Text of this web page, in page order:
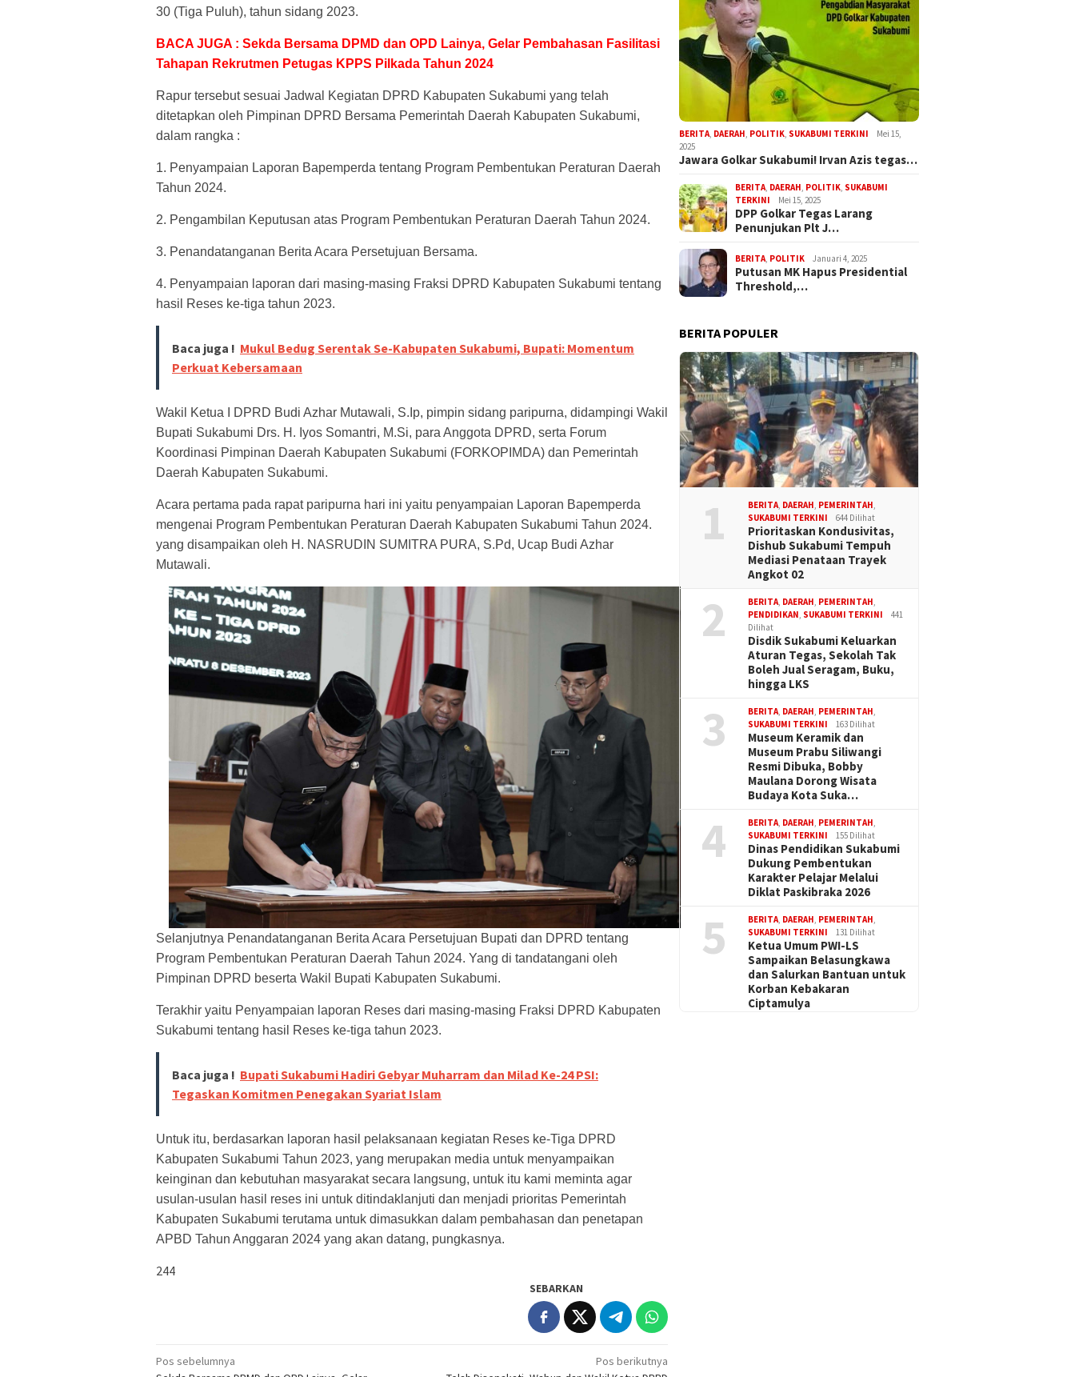
30 (Tiga Puluh), tahun sidang 2023.
BACA JUGA : Sekda Bersama DPMD dan OPD Lainya, Gelar Pembahasan Fasilitasi
Tahapan Rekrutmen Petugas KPPS Pilkada Tahun 2024
Rapur tersebut sesuai Jadwal Kegiatan DPRD Kabupaten Sukabumi yang telah
ditetapkan oleh Pimpinan DPRD Bersama Pemerintah Daerah Kabupaten Sukabumi,
dalam rangka :
1. Penyampaian Laporan Bapemperda tentang Program Pembentukan Peraturan Daerah
Tahun 2024.
2. Pengambilan Keputusan atas Program Pembentukan Peraturan Daerah Tahun 2024.
3. Penandatanganan Berita Acara Persetujuan Bersama.
4. Penyampaian laporan dari masing-masing Fraksi DPRD Kabupaten Sukabumi tentang
hasil Reses ke-tiga tahun 2023.
Baca juga ! Mukul Bedug Serentak Se-Kabupaten Sukabumi, Bupati: Momentum
Perkuat Kebersamaan
Wakil Ketua I DPRD Budi Azhar Mutawali, S.Ip, pimpin sidang paripurna, didampingi Wakil
Bupati Sukabumi Drs. H. Iyos Somantri, M.Si, para Anggota DPRD, serta Forum
Koordinasi Pimpinan Daerah Kabupaten Sukabumi (FORKOPIMDA) dan Pemerintah
Daerah Kabupaten Sukabumi.
Acara pertama pada rapat paripurna hari ini yaitu penyampaian Laporan Bapemperda
mengenai Program Pembentukan Peraturan Daerah Kabupaten Sukabumi Tahun 2024.
yang disampaikan oleh H. NASRUDIN SUMITRA PURA, S.Pd, Ucap Budi Azhar
Mutawali.
Selanjutnya Penandatanganan Berita Acara Persetujuan Bupati dan DPRD tentang
Program Pembentukan Peraturan Daerah Tahun 2024. Yang di tandatangani oleh
Pimpinan DPRD beserta Wakil Bupati Kabupaten Sukabumi.
Terakhir yaitu Penyampaian laporan Reses dari masing-masing Fraksi DPRD Kabupaten
Sukabumi tentang hasil Reses ke-tiga tahun 2023.
Baca juga ! Bupati Sukabumi Hadiri Gebyar Muharram dan Milad Ke-24 PSI:
Tegaskan Komitmen Penegakan Syariat Islam
Untuk itu, berdasarkan laporan hasil pelaksanaan kegiatan Reses ke-Tiga DPRD
Kabupaten Sukabumi Tahun 2023, yang merupakan media untuk menyampaikan
keinginan dan kebutuhan masyarakat secara langsung, untuk itu kami meminta agar
usulan-usulan hasil reses ini untuk ditindaklanjuti dan menjadi prioritas Pemerintah
Kabupaten Sukabumi terutama untuk dimasukkan dalam pembahasan dan penetapan
APBD Tahun Anggaran 2024 yang akan datang, pungkasnya.
244
SEBARKAN
Navigasi
Pos sebelumnya
Pos berikutnya
BERITA DAERAH POLITIK SUKABUMI TERKINI
Mei 15,
2025
Jawara Golkar Sukabumi! Irvan Azis tegas…
BERITA DAERAH POLITIK SUKABUMI
TERKINI
Mei 15, 2025
DPP Golkar Tegas Larang
Penunjukan Plt J…
BERITA POLITIK Januari 4, 2025
Putusan MK Hapus Presidential
Threshold,…
BERITA POPULER
1 BERITA, DAERAH, PEMERINTAH,
SUKABUMI TERKINI
644 Dilihat
Prioritaskan Kondusivitas,
Dishub Sukabumi Tempuh
Mediasi Penataan Trayek
Angkot 02
2 BERITA, DAERAH, PEMERINTAH,
PENDIDIKAN, SUKABUMI TERKINI
441
Dilihat
Disdik Sukabumi Keluarkan
Aturan Tegas, Sekolah Tak
Boleh Jual Seragam, Buku,
hingga LKS
3 BERITA, DAERAH, PEMERINTAH,
SUKABUMI TERKINI
163 Dilihat
Museum Keramik dan
Museum Prabu Siliwangi
Resmi Dibuka, Bobby
Maulana Dorong Wisata
Budaya Kota Suka…
4 BERITA, DAERAH, PEMERINTAH,
SUKABUMI TERKINI
155 Dilihat
Dinas Pendidikan Sukabumi
Dukung Pembentukan
Karakter Pelajar Melalui
Diklat Paskibraka 2026
5 BERITA, DAERAH, PEMERINTAH,
SUKABUMI TERKINI
131 Dilihat
Ketua Umum PWI-LS
Sampaikan Belasungkawa
dan Salurkan Bantuan untuk
Korban Kebakaran
Ciptamulya